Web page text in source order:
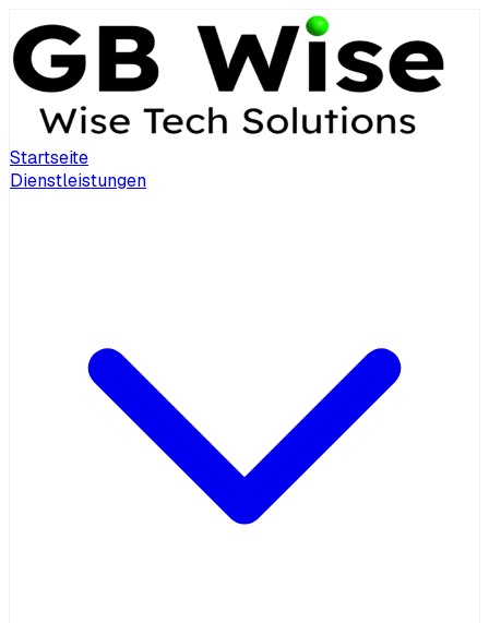
Startseite
Dienstleistungen